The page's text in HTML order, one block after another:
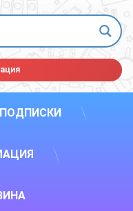
ПОДПИСКИ